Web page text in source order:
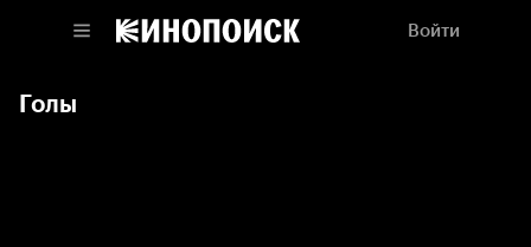
Войти
Голы